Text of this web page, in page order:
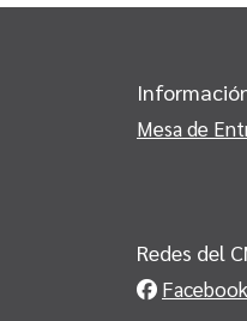
Mesa de
Redes del
Facebook